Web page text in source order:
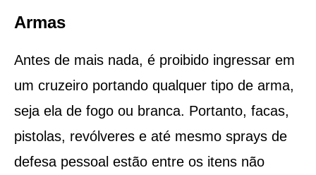
Armas
Antes de mais nada, é proibido ingressar em
um cruzeiro portando qualquer tipo de arma,
seja ela de fogo ou branca. Portanto, facas,
pistolas, revólveres e até mesmo sprays de
defesa pessoal estão entre os itens não